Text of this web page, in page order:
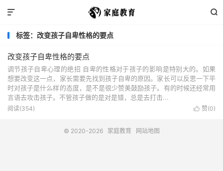


标签：改变孩子自卑性格的要点
改变孩子自卑性格的要点
调节孩子自卑心理的绝招 自卑的性格对于孩子的影响是特别大的。如果
想要改变这一点，家长需要先找到孩子自卑的原因。家长可以反思一下平
时对孩子是什么样的态度，是不是很少赞美鼓励孩子。有的时候还经常用
言语去攻击孩子。不管孩子做的是对是错，总是去打击...
 赞(0)
阅读(354)
© 2020-2026 家庭教育 网站地图